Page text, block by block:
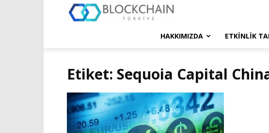
Türkiye
HAKKIMIZDA ETKINLIK
Etiket: Sequoia Capital